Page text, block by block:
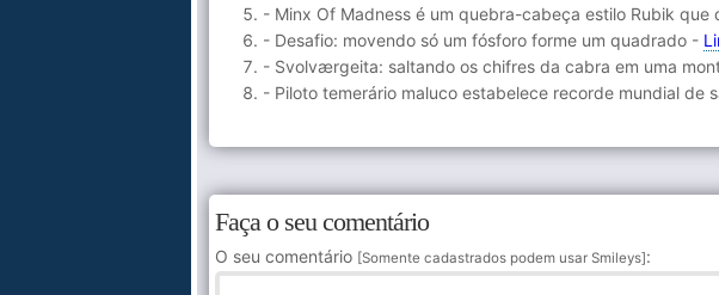
- Minx Of Madness é um quebra-cabeça estilo Rubik
- Desafio: movendo só um fósforo forme um quadrado -
- Svolværgeita: saltando os chifres da cabra em uma
- Piloto temerário maluco estabelece recorde mundial de
Faça o seu comentário
O seu comentário [Somente cadastrados podem usar Smileys] :